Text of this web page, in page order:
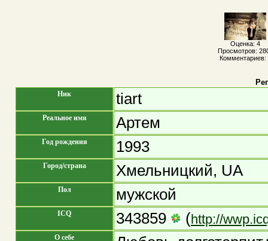
Оценка: 4
Просмотров:
Комментариев:
Ник tiart
Реальное имя Артем
Год рождения 1993
Город/страна Хмельницкий, UA
Пол мужской
ICQ 343859 (http://
О себе